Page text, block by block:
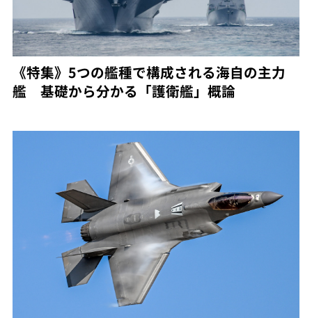
《特集》5つの艦種で構成される海自の主力
艦 基礎から分かる「護衛艦」概論